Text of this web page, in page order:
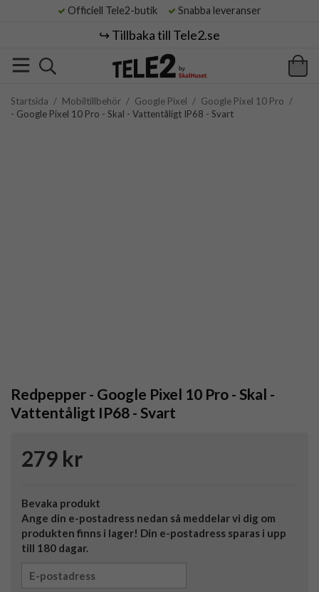
Officiell Tele2-butik Snabba leveranser
↪️ Tillbaka till Tele2.se
Startsida / Mobiltillbehör / Google Pixel / Google Pixel 10 Pro /
- Google Pixel 10 Pro - Skal - Vattentåligt IP68 - Svart
Redpepper - Google Pixel 10 Pro - Skal -
Vattentåligt IP68 - Svart
279 kr
Bevaka produkt
Ange din e-postadress nedan så meddelar vi dig om
produkten finns i lager! Din e-postadress sparas i upp
till 180 dagar.